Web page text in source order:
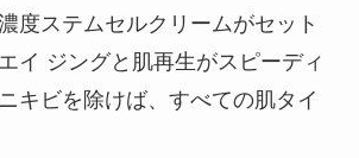
度ステムセルクリームがセット
イ ジングと肌再生がスピーディ
キビを除けば、すべての肌タイ